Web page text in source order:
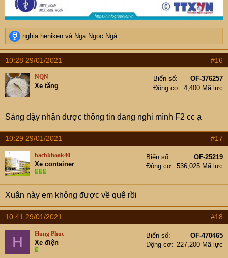
R
e
a
c
t
i
o
n
s
:
nghia heniken và Nga Ngọc Ngà
10:28 29/01/2021 #16
NQN
Xe tăng
Biển số
OF-376257
Động cơ
4,400 Mã lực
Sáng dậy nhận được thông tin đang nghi mình F2 cc ạ
10:29 29/01/2021 #17
bachkhoak40
Xe container
Biển số
OF-25219
Động cơ
536,025 Mã lực
Xuân này em không được về quê rồi
10:41 29/01/2021 #18
H Hung Phuc
Xe điện
Biển số
OF-470465
Động cơ
227,200 Mã lực